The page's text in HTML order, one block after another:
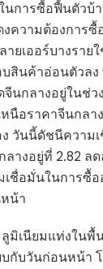
นการซื้อฟื้นตัวบ้
ความต้องการ
ยเออร์บางราย
สินค้าอ่อนตัวล
นกลางอยู่ในช่ว
หนือราคาจีนกลา
วันนี้ดัชนีความ
างอยู่ที่ 2.82 ลด
ชื่อมั่นในการซื้อ
น้า
มิเนียมแท่งใน
บกับวันก่อนหน้า